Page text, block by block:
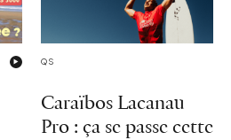
QS
Caraïbos Lacanau
Pro : ça se passe cette